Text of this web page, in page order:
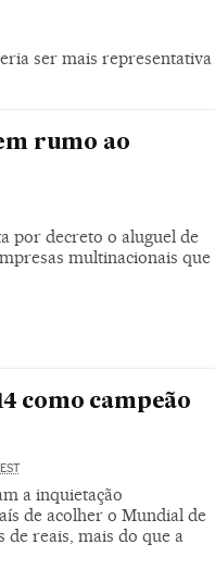
ser mais representativa
rumo ao
por decreto o aluguel de
multinacionais que
como campeão
EST
a inquietação
de acolher o Mundial de
reais, mais do que a